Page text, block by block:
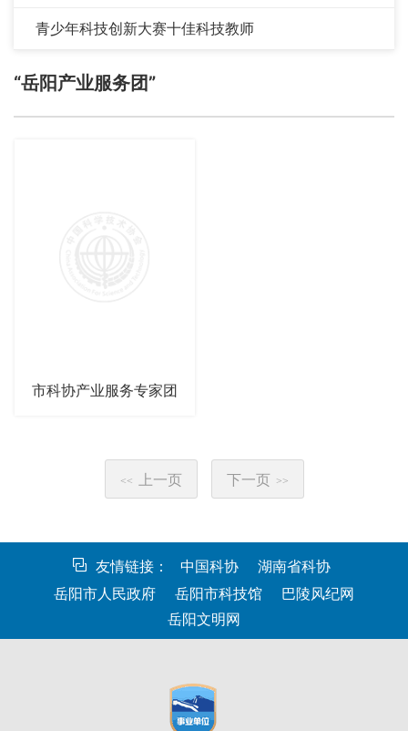
青少年科技创新大赛十佳科技教师
“岳阳产业服务团”
市科协产业服务专家团
<< 上一页 下一页 >>
友情链接： 中国科协
湖南省科协
岳阳市人民政府
岳阳市科技馆
巴陵风纪网
岳阳文明网